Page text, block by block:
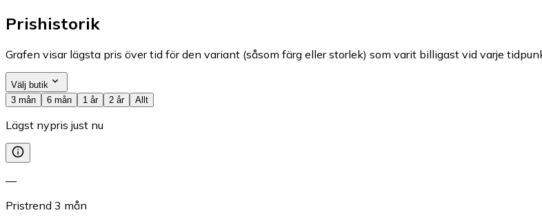
Prishistorik
Grafen visar lägsta pris över tid för den variant (såsom färg eller storlek) som varit billigast vid varje
Välj butik
3 mån
6 mån 1 år 2 år Allt
Lägst nypris just nu
—
Pristrend 3 mån